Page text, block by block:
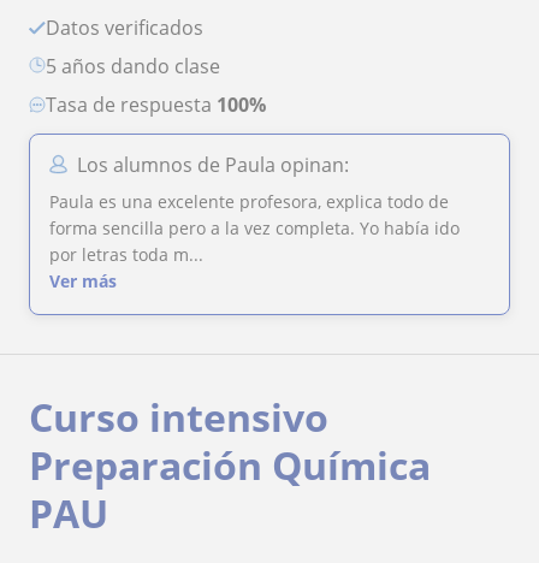
Datos verificados
5 años dando clase
Tasa de respuesta 100%
Los alumnos de Paula opinan:
Paula es una excelente profesora, explica todo de
forma sencilla pero a la vez completa. Yo había ido
por letras toda m...
Ver más
Curso intensivo
Preparación Química
PAU